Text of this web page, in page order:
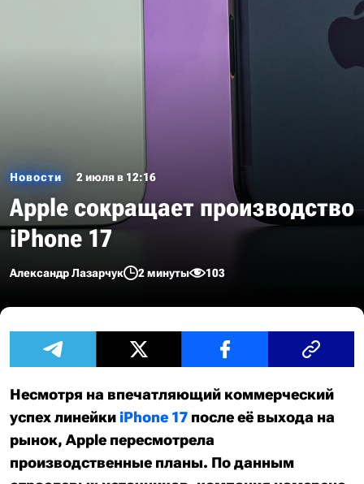
Новости 2 июля в 12:16
Apple сокращает производство
iPhone 17
Александр Лазарчук 2 минуты 103
Несмотря на впечатляющий коммерческий
успех линейкиiPhone 17 после её выхода на
рынок, Apple пересмотрела
производственные планы. По данным